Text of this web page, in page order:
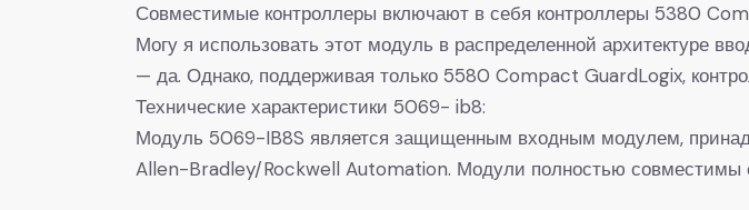
Совместимые контроллеры включают в себя контроллеры 5380
Могу я использовать этот модуль в распределенной архитектуре
— да. Однако, поддерживая только 5580 Compact GuardLogix,
Технические характеристики 5069- ib8:
Модуль 5069-IB8S является защищенным входным модулем,
Allen-Bradley/Rockwell Automation. Модули полностью совместимы